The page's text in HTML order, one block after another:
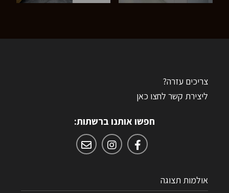
צריכים עזרה?
ליצירת קשר לחצו כאן
חפשו אותנו ברשתות:
אולמות תצוגה